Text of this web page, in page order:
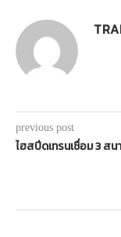
previous post
ไฮสปีดเทรนเชื่อม 3 ส